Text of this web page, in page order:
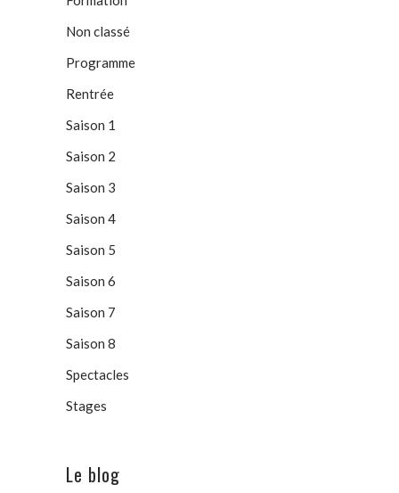
Non classé
Programme
Rentrée
Saison 1
Saison 2
Saison 3
Saison 4
Saison 5
Saison 6
Saison 7
Saison 8
Spectacles
Stages
Le blog